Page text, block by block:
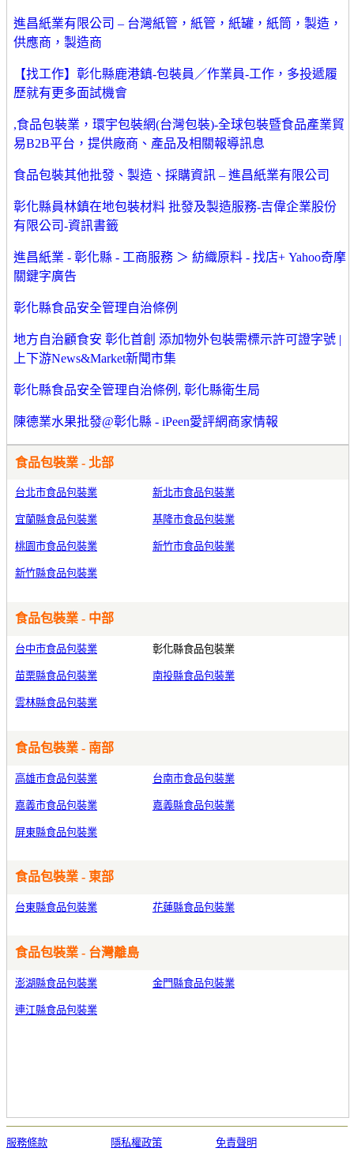
進昌紙業有限公司 – 台灣紙管，紙管，紙罐，紙筒，製造，
供應商，製造商
【找工作】彰化縣鹿港鎮-包裝員／作業員-工作，多投遞履
歷就有更多面試機會
,食品包裝業，環宇包裝網(台灣包裝)-全球包裝暨食品產業貿
易B2B平台，提供廠商、產品及相關報導訊息
食品包裝其他批發、製造、採購資訊 – 進昌紙業有限公司
彰化縣員林鎮在地包裝材料 批發及製造服務-吉偉企業股份
有限公司-資訊書籤
進昌紙業 - 彰化縣 - 工商服務 ＞ 紡織原料 - 找店+ Yahoo奇摩
關鍵字廣告
彰化縣食品安全管理自治條例
地方自治顧食安 彰化首創 添加物外包裝需標示許可證字號 |
上下游News&Market新聞市集
彰化縣食品安全管理自治條例, 彰化縣衛生局
陳德業水果批發@彰化縣 - iPeen愛評網商家情報
食品包裝業 - 北部
台北市食品包裝業 新北市食品包裝業
宜蘭縣食品包裝業 基隆市食品包裝業
桃園市食品包裝業 新竹市食品包裝業
新竹縣食品包裝業
食品包裝業 - 中部
台中市食品包裝業 彰化縣食品包裝業
苗栗縣食品包裝業 南投縣食品包裝業
雲林縣食品包裝業
食品包裝業 - 南部
高雄市食品包裝業 台南市食品包裝業
嘉義市食品包裝業 嘉義縣食品包裝業
屏東縣食品包裝業
食品包裝業 - 東部
台東縣食品包裝業 花蓮縣食品包裝業
食品包裝業 - 台灣離島
澎湖縣食品包裝業 金門縣食品包裝業
連江縣食品包裝業
服務條款 隱私權政策 免責聲明